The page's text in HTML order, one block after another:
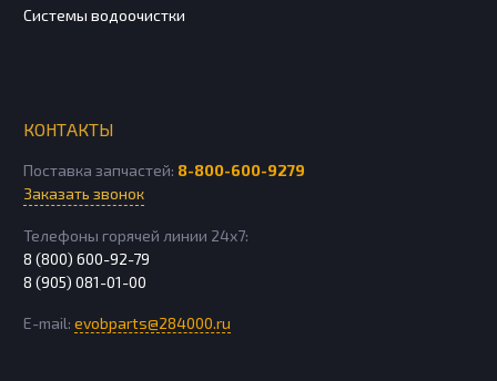
Системы водоочистки
КОНТАКТЫ
Поставка запчастей: 8-800-600-9279
Заказать звонок
Телефоны горячей линии 24х7:
8 (800) 600-92-79
8 (905) 081-01-00
E-mail: evobparts@284000.ru